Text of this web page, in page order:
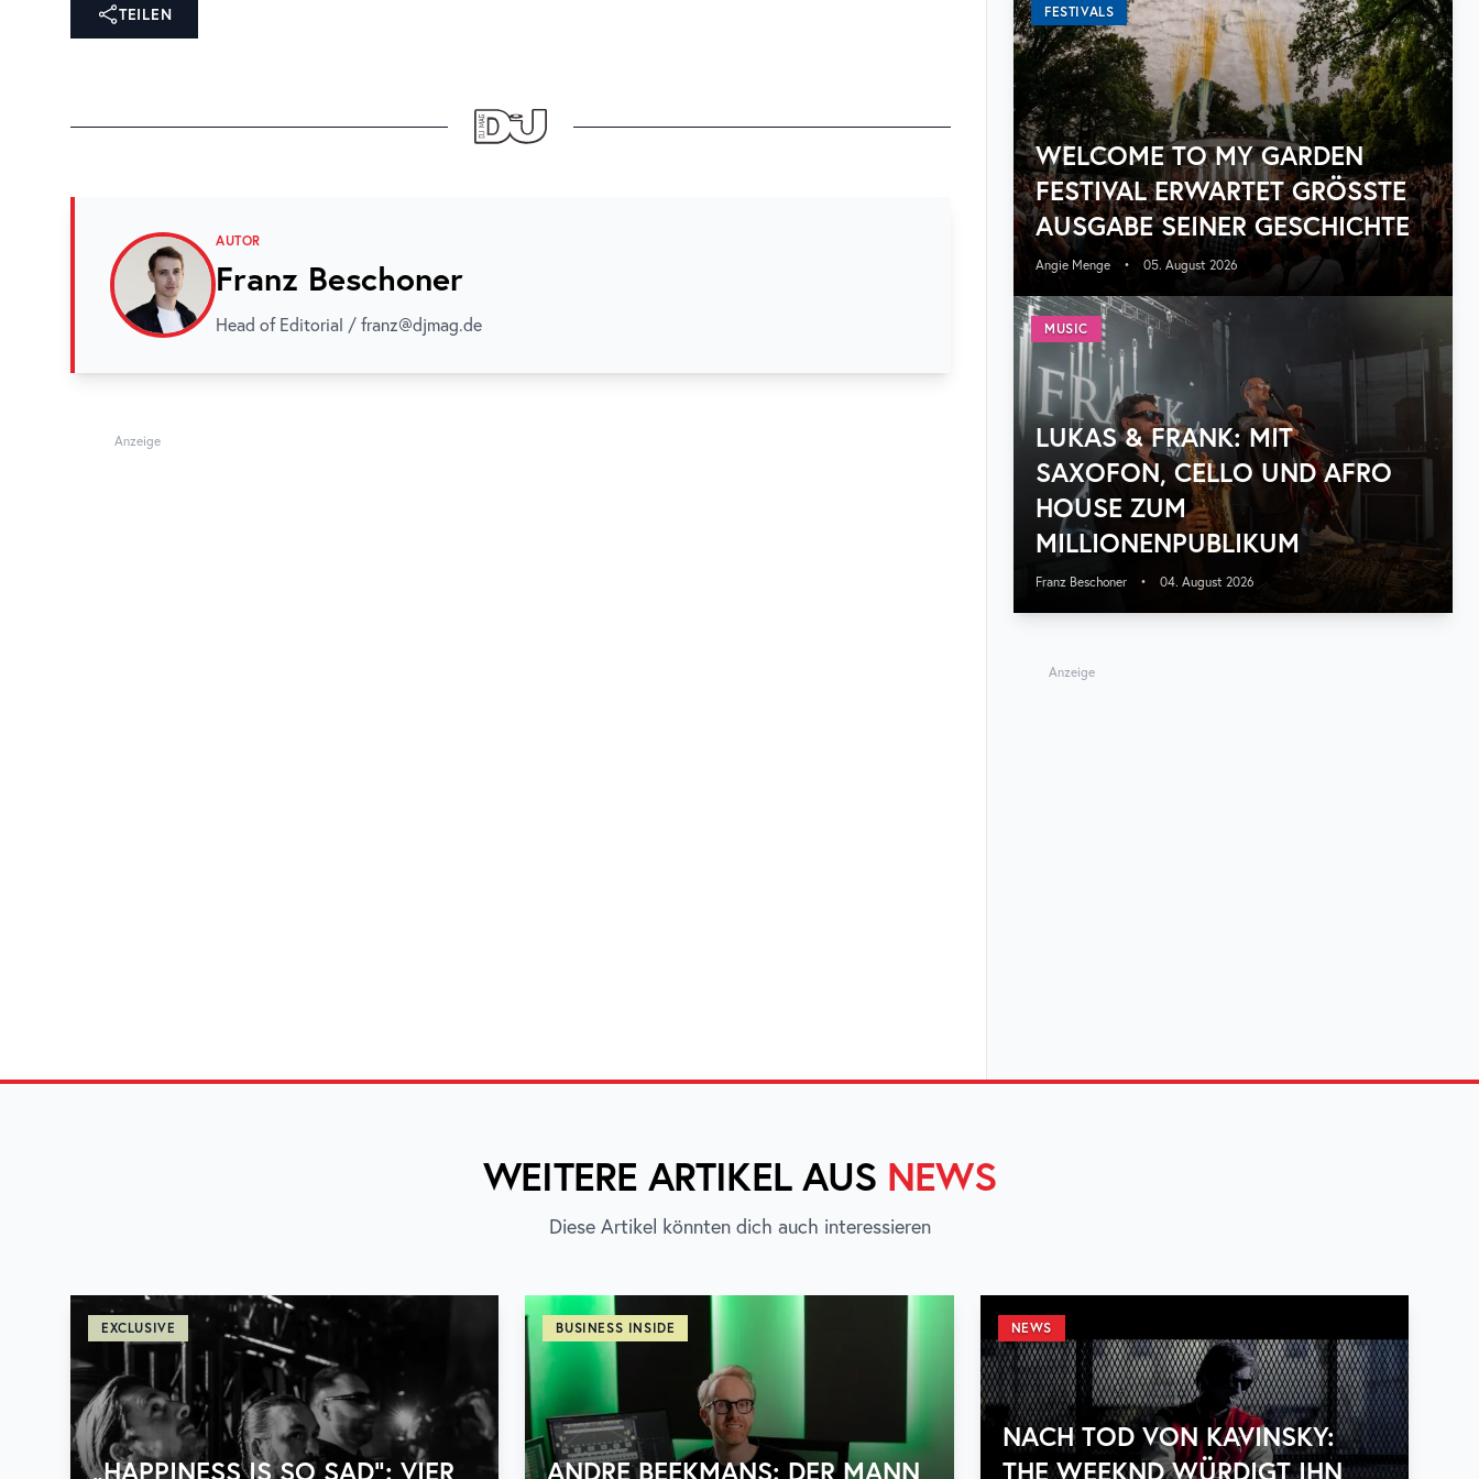
TEILEN
AUTOR
Franz Beschoner
Head of Editorial / franz@djmag.de
Anzeige
FESTIVALS
WELCOME TO MY GARDEN
FESTIVAL ERWARTET GRÖSSTE A
USGABE SEINER GESCHICHTE
Angie Menge • 05. August 2026
MUSIC
LUKAS & FRANK: MIT
SAXOFON, CELLO UND AFRO
HOUSE ZUM
MILLIONENPUBLIKUM
Franz Beschoner • 04. August 2026
Anzeige
WEITERE ARTIKEL AUS NEWS
Diese Artikel könnten dich auch interessieren
EXCLUSIVE
„HAPPINESS IS SO SAD“: VIER
BUSINESS INSIDE
ANDRE BEEKMANS: DER MANN,
NEWS
NACH TOD VON KAVINSKY:
THE WEEKND WÜRDIGT IHN